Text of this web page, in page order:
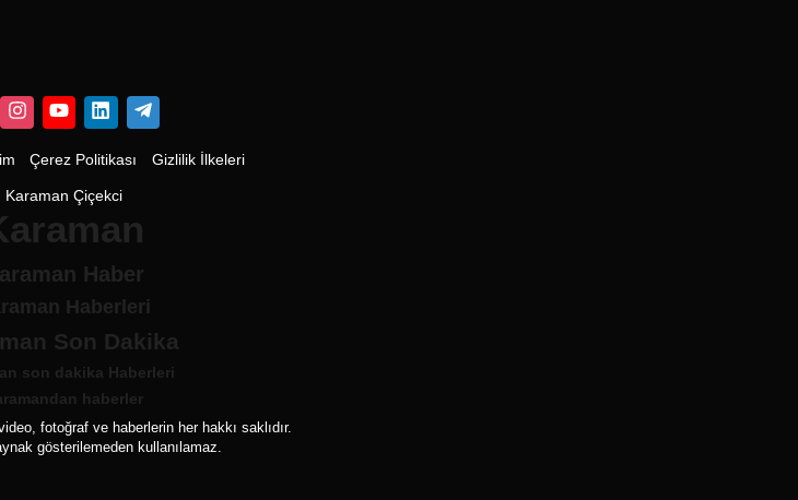
Çerez Politikası Gizlilik İlkeleri
Karaman Çiçekci
Haber
Haberleri
Son Dakika
son dakika Haberleri
haberler
fotoğraf ve haberlerin her hakkı saklıdır.
gösterilemeden kullanılamaz.